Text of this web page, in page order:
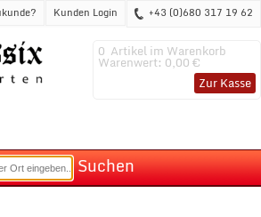
+43 (0)680 317 19 62
Kunden Login
0 Artikel im Warenkorb
Warenwert: 0,00 €
Zur Kasse
Suchen